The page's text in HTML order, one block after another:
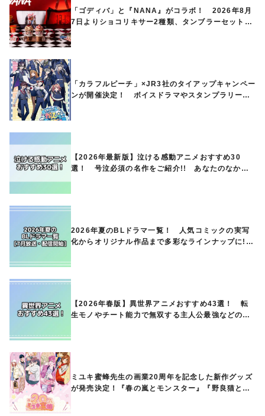
「ゴディバ」と『NANA』がコラボ！ 2026年8月
7日よりショコリキサー2種類、タンブラーセットな
「カラフルピーチ」×JR3社のタイアップキャンペー
ンが開催決定！ ボイスドラマやスタンプラリー、
【2026年最新版】泣ける感動アニメおすすめ30
選！ 号泣必須の名作をご紹介!! あなたのなかの
2026年夏のBLドラマ一覧！ 人気コミックの実写
化からオリジナル作品まで多彩なラインナップに!!
【2026年春版】異世界アニメおすすめ43選！ 転
生モノやチート能力で無双する主人公最強などの人
ミユキ蜜蜂先生の画業20周年を記念した新作グッズ
が発売決定！『春の嵐とモンスター』『野良猫と